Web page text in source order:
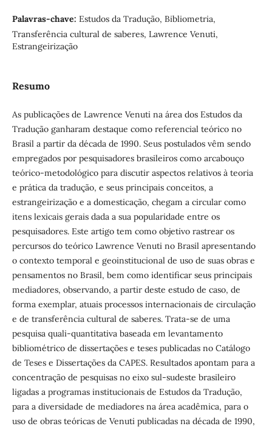
Palavras-chave: Estudos da Tradução, Bibliometria,
Transferência cultural de saberes, Lawrence Venuti,
Estrangeirização
Resumo
As publicações de Lawrence Venuti na área dos Estudos da
Tradução ganharam destaque como referencial teórico no
Brasil a partir da década de 1990. Seus postulados vêm sendo
empregados por pesquisadores brasileiros como arcabouço
teórico-metodológico para discutir aspectos relativos à teoria
e prática da tradução, e seus principais conceitos, a
estrangeirização e a domesticação, chegam a circular como
itens lexicais gerais dada a sua popularidade entre os
pesquisadores. Este artigo tem como objetivo rastrear os
percursos do teórico Lawrence Venuti no Brasil apresentando
o contexto temporal e geoinstitucional de uso de suas obras e
pensamentos no Brasil, bem como identificar seus principais
mediadores, observando, a partir deste estudo de caso, de
forma exemplar, atuais processos internacionais de circulação
e de transferência cultural de saberes. Trata-se de uma
pesquisa quali-quantitativa baseada em levantamento
bibliométrico de dissertações e teses publicadas no Catálogo
de Teses e Dissertações da CAPES. Resultados apontam para a
concentração de pesquisas no eixo sul-sudeste brasileiro
ligadas a programas institucionais de Estudos da Tradução,
para a diversidade de mediadores na área acadêmica, para o
uso de obras teóricas de Venuti publicadas na década de 1990,